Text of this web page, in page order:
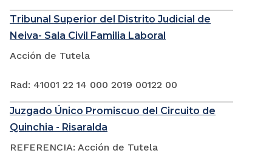
Tribunal Superior del Distrito Judicial de
Neiva- Sala Civil Familia Laboral
Acción de Tutela
Rad: 41001 22 14 000 2019 00122 00
Juzgado Único Promiscuo del Circuito de
Quinchia - Risaralda
REFERENCIA: Acción de Tutela